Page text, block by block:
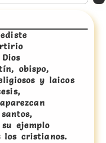
obispo,
y laicos
ejemplo
los cristianos.